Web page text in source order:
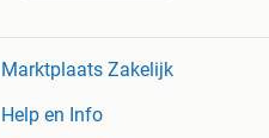
Marktplaats Zakelijk
Help en Info